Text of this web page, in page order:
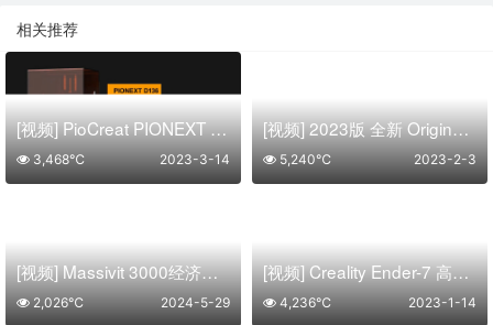
相关推荐
[视频] PioCreat PIONEXT D136 13.6寸 7K 专业齿科LCD光固化3D打印机
2023-3-14
3,468℃
[视频] 2023版 全新 Original Prusa i3 MK3S+ 3D打印机
2023-2-3
5,240℃
[视频] Massivit 3000经济型大幅面3D打印机将于2024年5月在Drupa展会上推出
2024-5-29
2,026℃
[视频] Creality Ender-7 高速3D打印机新体验
2023-1-14
4,236℃